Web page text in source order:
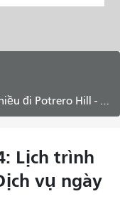
- Dịch vụ ngày thứ Bảy
Lịch trình
vụ ngày